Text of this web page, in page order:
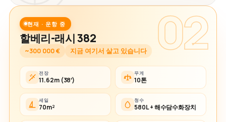
02
현재 · 운항 중
할베리-래시 382
~300 000 € 지금 여기서 살고 있습니다
전장
11.62m (38′)
무게
10톤
세일
70m²
청수
580L + 해수담수화장치